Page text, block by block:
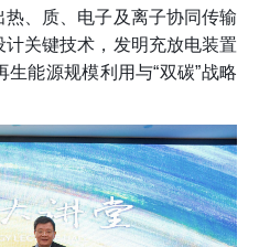
、质、电子及离子协同传输
关键技术，发明充放电装置
能源规模利用与“双碳”战略